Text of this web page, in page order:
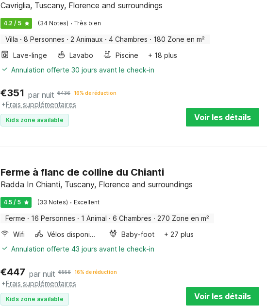
Cavriglia, Tuscany, Florence and surroundings
4.2 / 5 (34 Notes) · Très bien
Villa · 8 Personnes · 2 Animaux · 4 Chambres · 180 Zone en m²
Lave-linge
Lavabo Piscine
+ 18 plus
Annulation offerte 30 jours avant le check-in
€351 par nuit €436 16% de réduction
+Frais supplémentaires
Kids zone available Voir les détails
Ferme à flanc de colline du Chianti
Radda In Chianti, Tuscany, Florence and surroundings
4.5 / 5 (33 Notes) · Excellent
Ferme · 16 Personnes · 1 Animal · 6 Chambres · 270 Zone en m²
Wifi
Vélos disponibles Baby-foot
+ 27 plus
Annulation offerte 43 jours avant le check-in
€447 par nuit €556 16% de réduction
+Frais supplémentaires
Kids zone available Voir les détails